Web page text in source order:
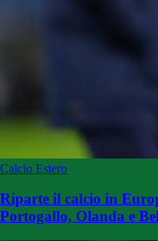
Calcio Estero
Riparte il calcio in
Portogallo, Olanda e